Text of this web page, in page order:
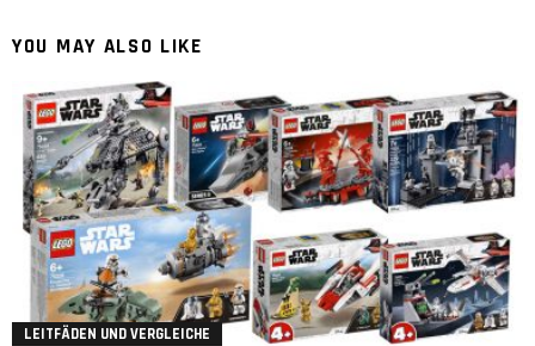
YOU MAY ALSO LIKE
LEITFÄDEN UND VERGLEICHE